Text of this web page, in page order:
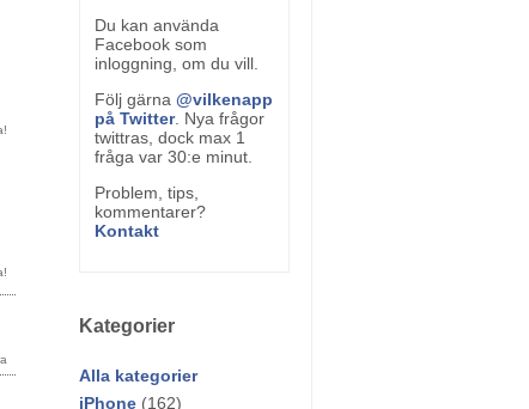
Du kan använda
Facebook som
inloggning, om du vill.
Följ gärna @vilkenapp
på Twitter. Nya frågor
twittras, dock max 1
fråga var 30:e minut.
Problem, tips,
kommentarer?
Kontakt
Kategorier
Alla kategorier
iPhone (162)